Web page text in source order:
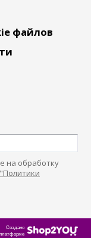
файлов
на обработку
"Политики
Создано